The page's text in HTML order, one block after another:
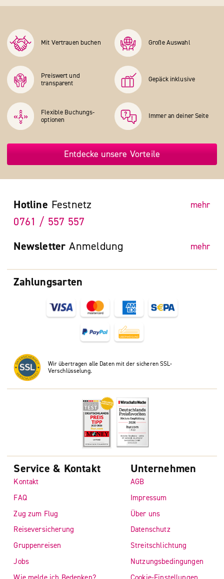
Mit Vertrauen buchen Große Auswahl
Preiswert und
transparent
Gepäck inklusive
Flexible Buchungs­
optionen
Immer an deiner Seite
Entdecke unsere Vorteile
Zahlungsarten
Wir übertragen alle Daten mit der sicheren SSL-
Verschlüsselung.
Hotline Festnetz mehr
0761 / 557 557
Newsletter Anmeldung mehr
Service & Kontakt
Kontakt
FAQ
Zug zum Flug
Reiseversicherung
Gruppenreisen
Jobs
Unternehmen
AGB
Impressum
Über uns
Datenschutz
Streitschlichtung
Nutzungsbedingungen